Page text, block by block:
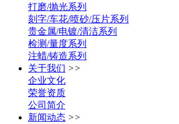
打磨/抛光系列
刻字/车花/喷砂/压片系列
贵金属/电镀/清洁系列
检测/量度系列
注蜡/铸造系列
关于我们 >>
企业文化
荣誉资质
公司简介
新闻动态 >>